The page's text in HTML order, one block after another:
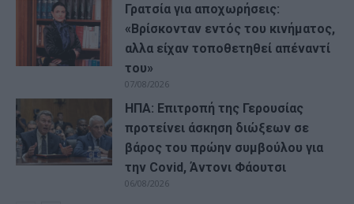
Γρατσία για αποχωρήσεις:
«Bρίσκονταν εντός του κινήματος,
αλλα είχαν τοποθετηθεί απέναντί
του»
07/08/2026
ΗΠΑ: Επιτροπή της Γερουσίας
προτείνει άσκηση διώξεων σε
βάρος του πρώην συμβούλου για
την Covid, Άντονι Φάουτσι
06/08/2026